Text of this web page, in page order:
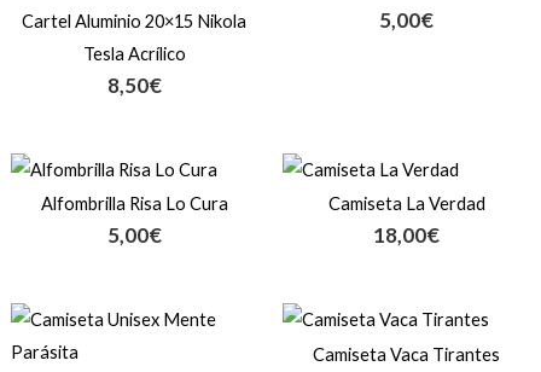
Cartel Aluminio 20×15 Nikola
Tesla Acrílico
8,50€
5,00€
Alfombrilla Risa Lo Cura
5,00€
Camiseta La Verdad
18,00€
Camiseta Vaca Tirantes